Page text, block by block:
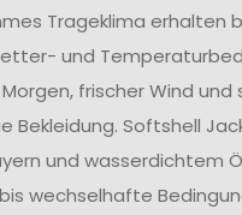
Trageklima erhalten
und
frischer Wind
Bekleidung. Softshell
und wasserdichtem
wechselhafte